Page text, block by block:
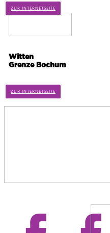
ZUR INTERNETSEITE
Witten
Grenze Bochum
ZUR INTERNETSEITE